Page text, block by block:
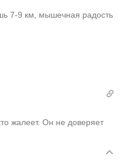
7-9 км, мышечная радость
жалеет. Он не доверяет